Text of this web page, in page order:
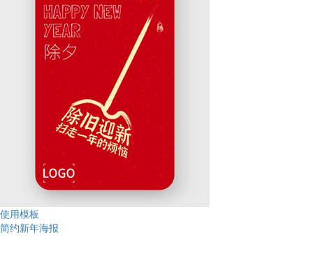
使用模板
简约新年海报